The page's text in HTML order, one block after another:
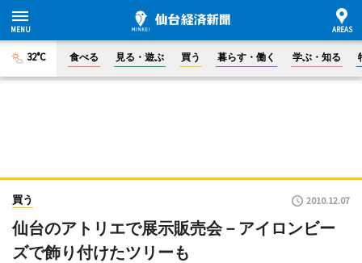
32°C 食べる 見る・遊ぶ 買う 暮らす・働く 学ぶ・知る
買う 2010.12.07
仙台のアトリエで展示販売会－アイロンビー
ズで飾り付けたツリーも